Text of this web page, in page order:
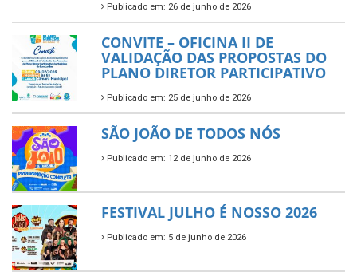
Publicado em: 26 de junho de 2026
CONVITE – OFICINA II DE
VALIDAÇÃO DAS PROPOSTAS DO
PLANO DIRETOR PARTICIPATIVO
Publicado em: 25 de junho de 2026
SÃO JOÃO DE TODOS NÓS
Publicado em: 12 de junho de 2026
FESTIVAL JULHO É NOSSO 2026
Publicado em: 5 de junho de 2026